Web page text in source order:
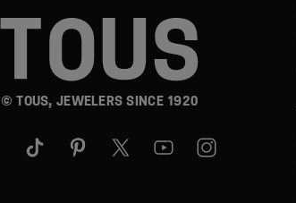
© TOUS, JEWELERS SINCE 1920